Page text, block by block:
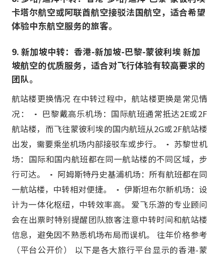
卡塔尔航空或阿联酋航空接驳法国航空，适合希望
体验中东航空服务的旅客。
9. 新加坡中转：香港-新加坡-巴黎-蒙彼利埃 新加
坡航空的优质服务，适合对飞行体验有较高要求的
团队。
航站楼更换情况 在中转过程中，航站楼更换是常见情
况： • 巴黎戴高乐机场：国际航班通常抵达2E或2F
航站楼，而飞往蒙彼利埃的国内航班从2G或2F航站楼
出发，需要乘坐机场内部接驳车或步行。 • 苏黎世机
场：国际和国内航班都在同一航站楼的不同区域，步
行可达。 • 阿姆斯特丹史基浦机场：所有航班都在同
一航站楼，中转相对便捷。 • 伊斯坦布尔新机场：设
计为一体化枢纽，中转效率高。 爱飞乐游的专业顾问
会在出票时特别提醒团队旅客注意中转时间和航站楼
信息，避免因不熟悉机场布局而误机。 往年价格参考
（平台公开价） 以下是各大旅行平台显示的香港-蒙